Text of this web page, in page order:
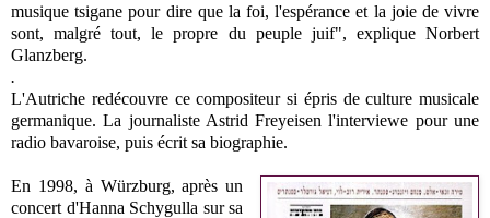
musique tsigane pour dire que la foi, l'espérance et la joie de vivre
sont, malgré tout, le propre du peuple juif", explique Norbert
Glanzberg.
.
L'Autriche redécouvre ce compositeur si épris de culture musicale
germanique. La journaliste Astrid Freyeisen l'interviewe pour une
radio bavaroise, puis écrit sa biographie.
En 1998, à Würzburg, après un
concert d'Hanna Schygulla sur sa